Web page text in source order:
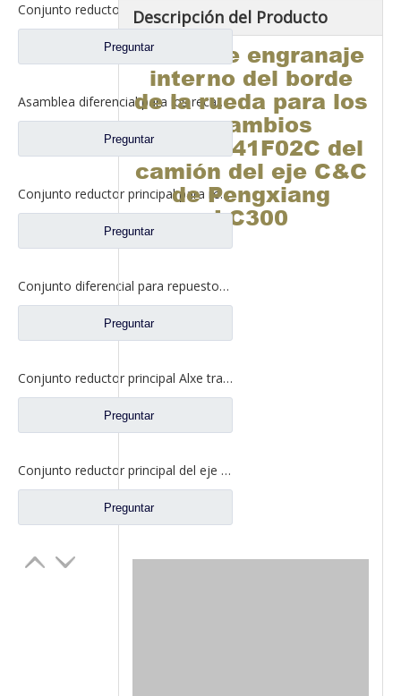
Conjunto reductor principal del eje trasero para repuestos de camiones Foton Auman JY2402R782-010-FT2 R2402R782-010FT2A1383
Preguntar
Asamblea diferencial para los recambios QT440SH0-2510050 del camión de Auman Qingte 440 QT440
Preguntar
Conjunto reductor principal para repuestos de camiones Foton Auman HFF2502200CK2MC
Preguntar
Conjunto diferencial para repuestos de camiones Fuhua 2510ZHS01-410
Preguntar
Conjunto reductor principal Alxe trasero para Shacman Delong X3000 nuevo M3000 HDZ425 repuestos para camiones DCZ125319326010
Preguntar
Conjunto reductor principal del eje intermedio para piezas de camión Shacman Delong
Preguntar
Descripción del Producto
Anillo de engranaje
interno del borde
de la rueda para los
recambios
W2405041F02C del
camión del eje C&C
de Pengxiang
LC300